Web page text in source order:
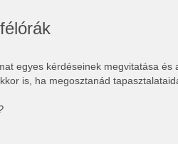
egyes kérdéseinek megvitatása
is, ha megosztanád